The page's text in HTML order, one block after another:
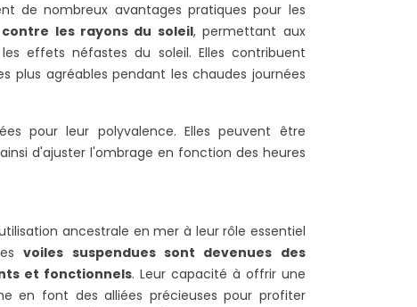
de nombreux avantages pratiques pour les
les rayons du soleil, permettant aux
effets néfastes du soleil. Elles contribuent
plus agréables pendant les chaudes journées
pour leur polyvalence. Elles peuvent être
d'ajuster l'ombrage en fonction des heures
ancestrale en mer à leur rôle essentiel
voiles suspendues sont devenues des
et fonctionnels. Leur capacité à offrir une
en font des alliées précieuses pour profiter